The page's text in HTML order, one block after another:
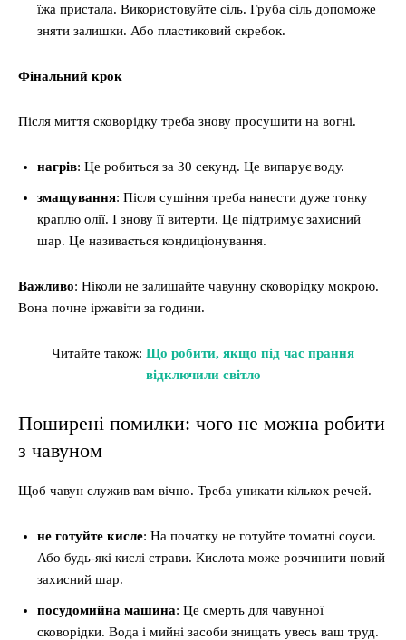
їжа пристала. Використовуйте сіль. Груба сіль допоможе
зняти залишки. Або пластиковий скребок.
Фінальний крок
Після миття сковорідку треба знову просушити на вогні.
нагрів: Це робиться за 30 секунд. Це випарує воду.
змащування: Після сушіння треба нанести дуже тонку
краплю олії. І знову її витерти. Це підтримує захисний
шар. Це називається кондиціонування.
Важливо: Ніколи не залишайте чавунну сковорідку мокрою.
Вона почне іржавіти за години.
Читайте також: Що робити, якщо під час прання
відключили світло
Поширені помилки: чого не можна робити
з чавуном
Щоб чавун служив вам вічно. Треба уникати кількох речей.
не готуйте кисле: На початку не готуйте томатні соуси.
Або будь-які кислі страви. Кислота може розчинити новий
захисний шар.
посудомийна машина: Це смерть для чавунної
сковорідки. Вода і мийні засоби знищать увесь ваш труд.